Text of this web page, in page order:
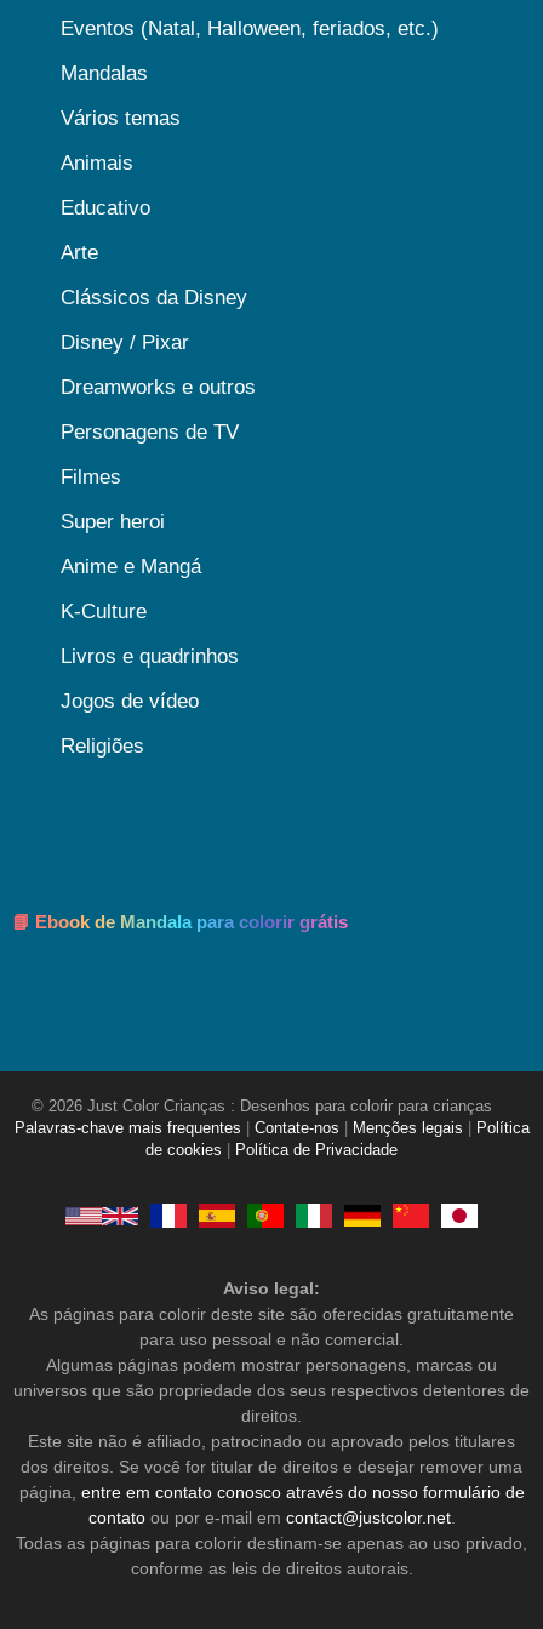
Eventos (Natal, Halloween, feriados, etc.)
Mandalas
Vários temas
Animais
Educativo
Arte
Clássicos da Disney
Disney / Pixar
Dreamworks e outros
Personagens de TV
Filmes
Super heroi
Anime e Mangá
K-Culture
Livros e quadrinhos
Jogos de vídeo
Religiões
📘 Ebook de Mandala para colorir grátis
© 2026 Just Color Crianças : Desenhos para colorir para crianças
Palavras-chave mais frequentes
Contate-nos Menções legais
Política
de cookies
Política de Privacidade
Aviso legal:
As páginas para colorir deste site são oferecidas gratuitamente
para uso pessoal e não comercial.
Algumas páginas podem mostrar personagens, marcas ou
universos que são propriedade dos seus respectivos detentores de
direitos.
Este site não é afiliado, patrocinado ou aprovado pelos titulares
dos direitos. Se você for titular de direitos e desejar remover uma
página, entre em contato conosco através do nosso formulário de
contatoou por e-mail em contact@justcolor.net.
Todas as páginas para colorir destinam-se apenas ao uso privado,
conforme as leis de direitos autorais.